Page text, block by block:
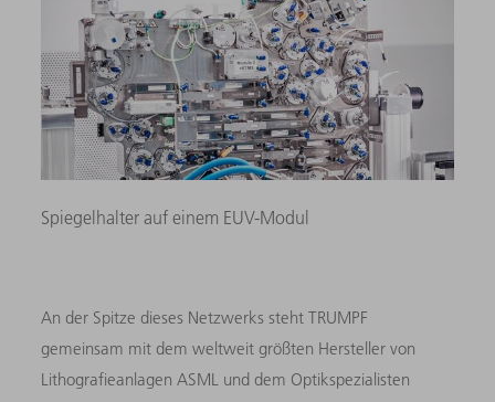
Spiegelhalter auf einem EUV-Modul
An der Spitze dieses Netzwerks steht TRUMPF
gemeinsam mit dem weltweit größten Hersteller von
Lithografieanlagen ASML und dem Optikspezialisten